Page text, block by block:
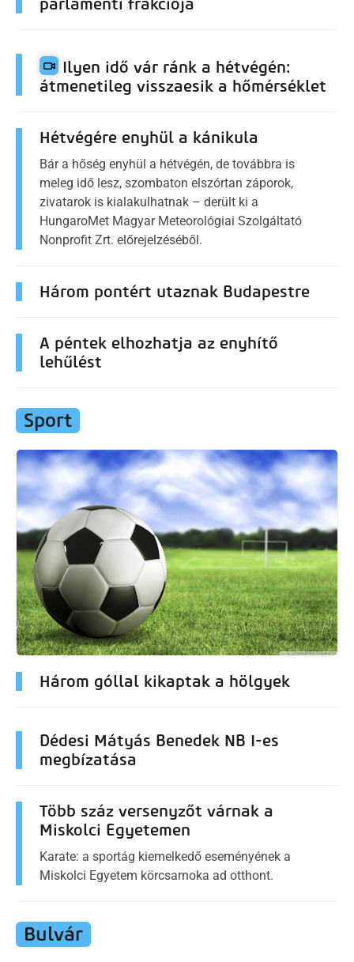
parlamenti frakciója
Ilyen idő vár ránk a hétvégén:
átmenetileg visszaesik a hőmérséklet
Hétvégére enyhül a kánikula
Bár a hőség enyhül a hétvégén, de továbbra is
meleg idő lesz, szombaton elszórtan záporok,
zivatarok is kialakulhatnak – derült ki a
HungaroMet Magyar Meteorológiai Szolgáltató
Nonprofit Zrt. előrejelzéséből.
Három pontért utaznak Budapestre
A péntek elhozhatja az enyhítő
lehűlést
Sport
Három góllal kikaptak a hölgyek
Dédesi Mátyás Benedek NB I-es
megbízatása
Több száz versenyzőt várnak a
Miskolci Egyetemen
Karate: a sportág kiemelkedő eseményének a
Miskolci Egyetem körcsarnoka ad otthont.
Bulvár